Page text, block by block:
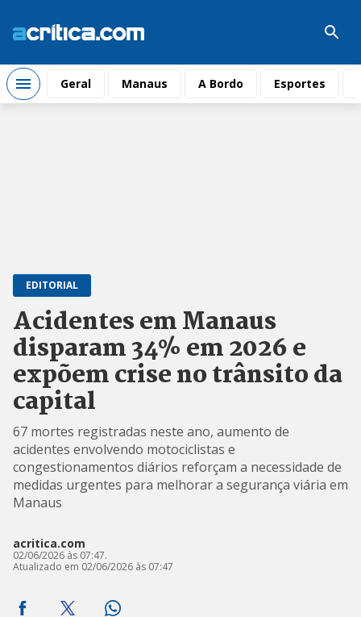
Geral Manaus A Bordo Esportes
EDITORIAL
Acidentes em Manaus
disparam 34% em 2026 e
expõem crise no trânsito da
capital
67 mortes registradas neste ano, aumento de
acidentes envolvendo motociclistas e
congestionamentos diários reforçam a necessidade de
medidas urgentes para melhorar a segurança viária em
Manaus
acritica.com
02/06/2026 às 07:47.
Atualizado em 02/06/2026 às 07:47